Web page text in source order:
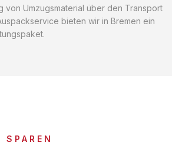
von Umzugsmaterial über den Transport
bieten wir in Bremen ein
SPAREN